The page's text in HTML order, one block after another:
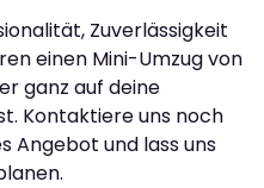
Zuverlässigkeit
einen Mini-Umzug von
ganz auf deine
Kontaktiere uns noch
Angebot und lass uns